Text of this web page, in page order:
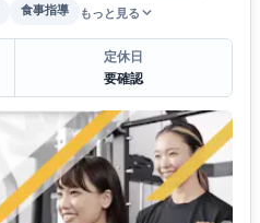
食事指導 もっと見る
定休日
要確認